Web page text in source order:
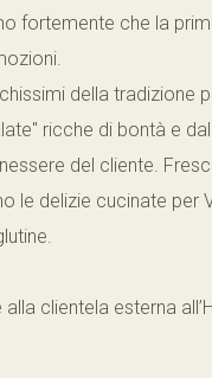
fortemente che la
della tradizione
ricche di bontà e
del cliente.
le delizie cucinate per
clientela esterna